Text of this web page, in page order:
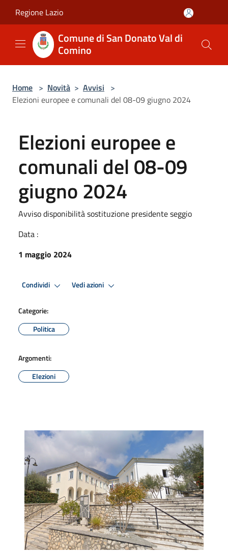
Regione Lazio
Comune di San Donato Val di
Comino
Home > Novità > Avvisi >
Elezioni europee e comunali del 08-09 giugno 2024
Elezioni europee e
comunali del 08-09
giugno 2024
Avviso disponibilità sostituzione presidente seggio
Data :
1 maggio 2024
Condividi Vedi azioni
Categorie:
Politica
Argomenti:
Elezioni